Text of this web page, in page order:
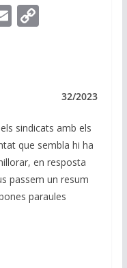
E C
n
k
32/2023
sindicats amb els
que sembla hi ha
en resposta
passem un resum
paraules